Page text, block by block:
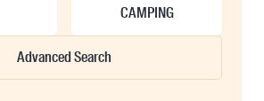
CAMPING
Advanced Search